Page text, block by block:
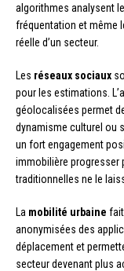
algorithmes analysent
fréquentation et même
réelle d’un secteur.
Les réseaux sociaux
pour les estimations.
géolocalisées permet
dynamisme culturel ou
un fort engagement
immobilière progresser
traditionnelles ne le
La mobilité urbaine
anonymisées des
déplacement et
secteur devenant plus